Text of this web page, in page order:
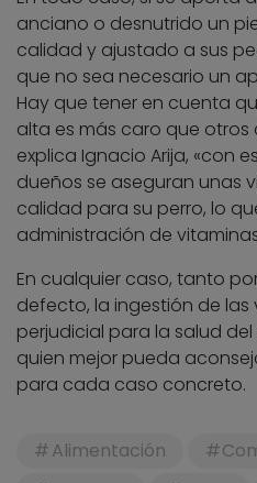
anciano o desnutrido un
calidad y ajustado a sus
que no sea necesario un
Hay que tener en cuenta
alta es más caro que
explica Ignacio Arija, «con
dueños se aseguran unas
calidad para su perro, lo
administración de
En cualquier caso, tanto
defecto, la ingestión de las
perjudicial para la salud del
quien mejor pueda
para cada caso concreto.
Alimentación